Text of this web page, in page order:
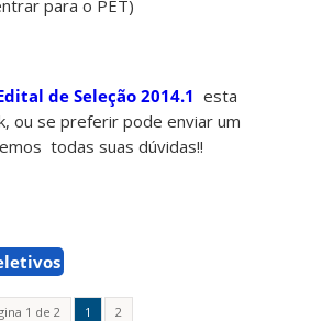
para o PET)
de Seleção 2014.1 esta
ou se preferir pode enviar um
todas suas dúvidas!!
1 de 2 1 2